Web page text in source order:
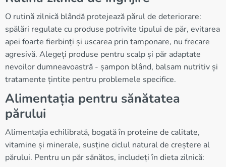
O rutină zilnică blândă protejează părul de deteriorare:
spălări regulate cu produse potrivite tipului de păr, evitarea
apei foarte fierbinți și uscarea prin tamponare, nu frecare
agresivă. Alegeți produse pentru scalp și păr adaptate
nevoilor dumneavoastră - șampon blând, balsam nutritiv și
tratamente țintite pentru problemele specifice.
Alimentația pentru sănătatea
părului
Alimentația echilibrată, bogată în proteine de calitate,
vitamine și minerale, susține ciclul natural de creștere al
părului. Pentru un păr sănătos, includeți în dieta zilnică: